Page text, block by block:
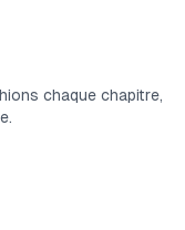
chaque chapitre,